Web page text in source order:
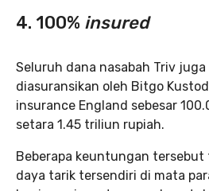
4. 100% insured
Seluruh dana nasabah Triv
diasuransikan oleh Bitgo
insurance England sebesar
setara 1.45 triliun rupiah.
Beberapa keuntungan
daya tarik tersendiri di mata